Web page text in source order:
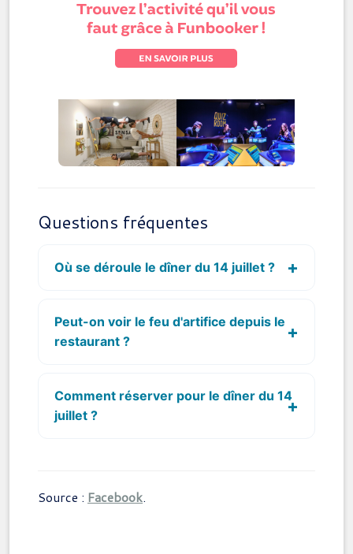
Questions fréquentes
Où se déroule le dîner du 14 juillet ?
Peut-on voir le feu d'artifice depuis le
restaurant ?
Comment réserver pour le dîner du 14
juillet ?
Source : Facebook.